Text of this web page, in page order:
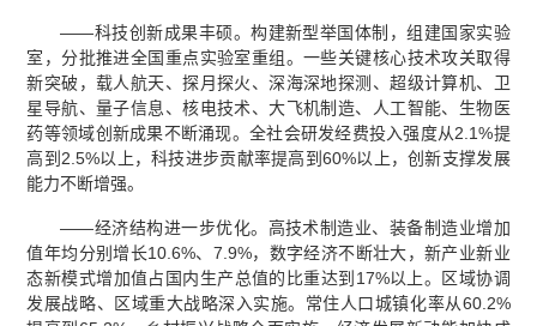
——科技创新成果丰硕。构建新型举国体制，组建国家实验
室，分批推进全国重点实验室重组。一些关键核心技术攻关取得
新突破，载人航天、探月探火、深海深地探测、超级计算机、卫
星导航、量子信息、核电技术、大飞机制造、人工智能、生物医
药等领域创新成果不断涌现。全社会研发经费投入强度从2.1%提
高到2.5%以上，科技进步贡献率提高到60%以上，创新支撑发展
能力不断增强。
——经济结构进一步优化。高技术制造业、装备制造业增加
值年均分别增长10.6%、7.9%，数字经济不断壮大，新产业新业
态新模式增加值占国内生产总值的比重达到17%以上。区域协调
发展战略、区域重大战略深入实施。常住人口城镇化率从60.2%